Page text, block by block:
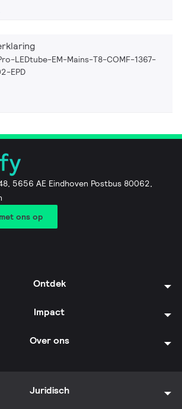
LEDtube-EM-Mains-T8-COMF-1367-
EPD
5656 AE Eindhoven Postbus 80062,
ons op
Ontdek
Impact
Over ons
Juridisch